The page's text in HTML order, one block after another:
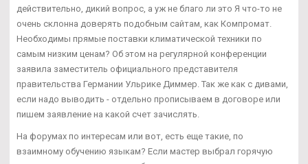
действительно, дикий вопрос, а уж не благо ли это Я что-то не
очень склонна доверять подобным сайтам, как Компромат.
Необходимы прямые поставки климатической техники по
самым низким ценам? Об этом на регулярной конференции
заявила заместитель официального представителя
правительства Германии Ульрике Диммер. Так же как с дивами,
если надо выводить - отдельно прописываем в договоре или
пишем заявление на какой счет зачислять.
На форумах по интересам или вот, есть еще такие, по
взаимному обучению языкам? Если мастер выбрал горячую